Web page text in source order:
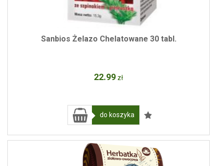
Sanbios Żelazo Chelatowane 30 tabl.
22.99 zł
do koszyka